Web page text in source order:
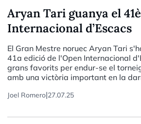
Aryan Tari guanya el
Internacional d’Escacs
El Gran Mestre noruec Aryan Tari
41a edició de l'Open Internacional
grans favorits per endur-se el
amb una victòria important en la
Joel Romero|27.07.25